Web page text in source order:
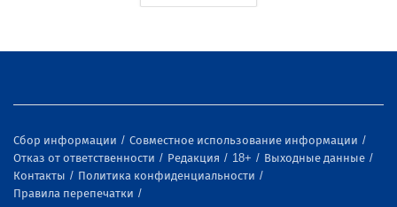
Сбор информации
Совместное использование информации
Отказ от ответственности
Редакция 18+
Выходные данные
Контакты
Политика конфиденциальности
Правила перепечатки